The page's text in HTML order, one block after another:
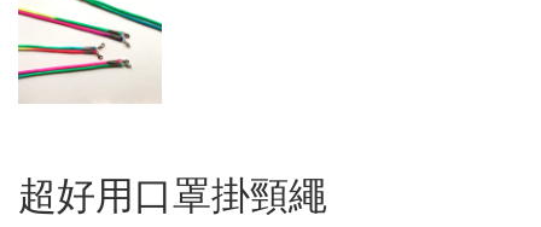
超好用口罩掛頸繩